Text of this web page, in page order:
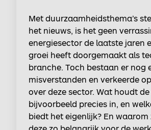
Met duurzaamheidsthema’s
het nieuws, is het geen
energiesector de laatste jaren
groei heeft doorgemaakt als
branche. Toch bestaan er nog
misverstanden en verkeerde
over deze sector. Wat houdt
bijvoorbeeld precies in, en
biedt het eigenlijk? En waarom